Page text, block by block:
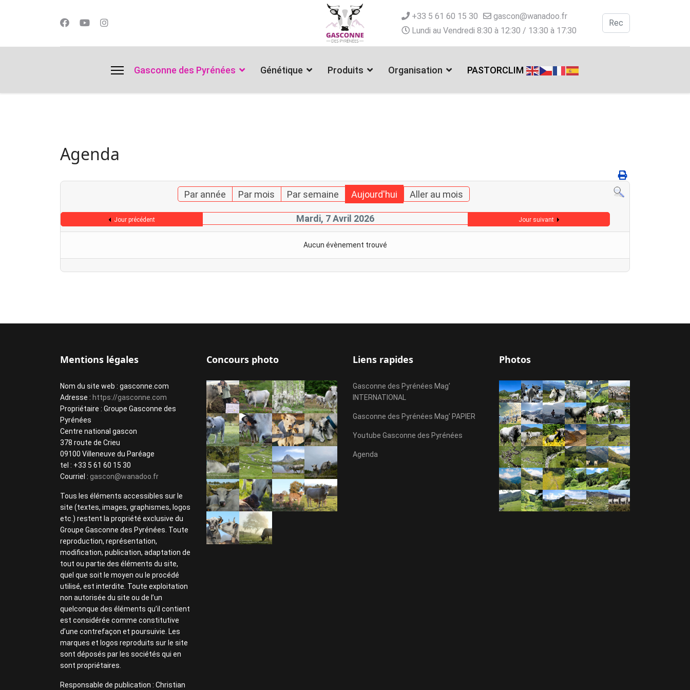
+33 5 61 60 15 30
gascon@wanadoo.fr
Lundi au Vendredi 8:30 à 12:30 / 13:30 à 17:30
Valider
Gasconne des Pyrénées Génétique Produits Organisation PASTORCLIM
Agenda
Par année Par mois Par semaine Aujourd'hui Aller au mois
Jour précédent Mardi, 7 Avril 2026 Jour suivant
Aucun évènement trouvé
Mentions légales
Nom du site web : gasconne.com
Adresse : https://gasconne.com
Propriétaire : Groupe Gasconne des
Pyrénées
Centre national gascon
378 route de Crieu
09100 Villeneuve du Paréage
tel : +33 5 61 60 15 30
Courriel : gascon@wanadoo.fr
Tous les éléments accessibles sur le
site (textes, images, graphismes, logos
etc.) restent la propriété exclusive du
Groupe Gasconne des Pyrénées. Toute
reproduction, représentation,
modification, publication, adaptation de
tout ou partie des éléments du site,
quel que soit le moyen ou le procédé
utilisé, est interdite. Toute exploitation
non autorisée du site ou de l’un
quelconque des éléments qu’il contient
est considérée comme constitutive
d’une contrefaçon et poursuivie. Les
marques et logos reproduits sur le site
sont déposés par les sociétés qui en
sont propriétaires.
Responsable de publication : Christian
Concours photo Liens rapides
Gasconne des Pyrénées Mag'
INTERNATIONAL
Gasconne des Pyrénées Mag' PAPIER
Youtube Gasconne des Pyrénées
Agenda
Photos